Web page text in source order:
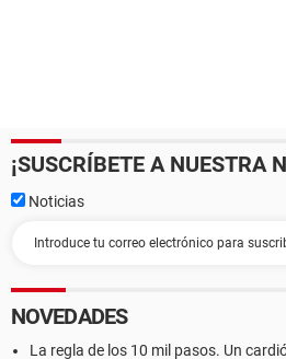
¡SUSCRÍBETE A NUESTRA
Noticias
NOVEDADES
La regla de los 10 mil pasos. Un